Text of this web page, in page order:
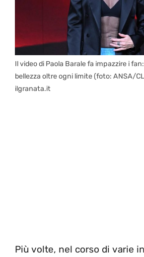
Il video di Paola Barale fa impazzire i
bellezza oltre ogni limite (foto: ANSA/
ilgranata.it
Più volte, nel corso di varie